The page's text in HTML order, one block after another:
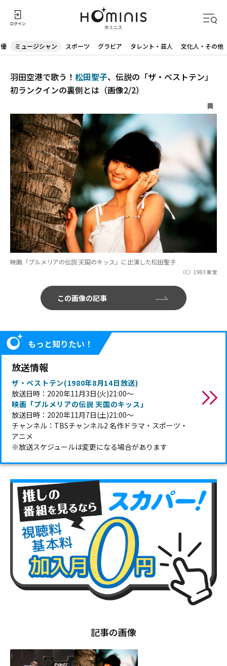
ミュージシャン スポーツ グラビア タレント・芸人 文化人・その他
羽田空港で歌う！ 松田聖子、伝説の「ザ・ベストテン」
初ランクインの裏側とは（画像2/2）
映画「プルメリアの伝説 天国のキッス」に出演した松田聖子
（C）1983 東宝
この画像の記事
もっと知りたい！
放送情報
ザ・ベストテン(1980年8月14日放送)
放送日時：2020年11月3日(火)21:00～
映画「プルメリアの伝説 天国のキッス」
放送日時：2020年11月7日(土)21:00～
チャンネル：TBSチャンネル2 名作ドラマ・スポーツ・
アニメ
※放送スケジュールは変更になる場合があります
記事の画像